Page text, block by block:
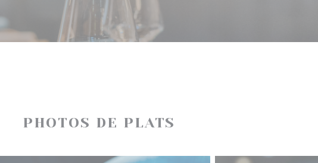
PHOTOS DE PLATS